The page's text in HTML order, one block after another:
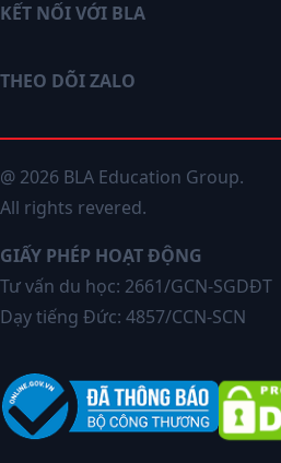
KẾT NỐI VỚI BLA
THEO DÕI ZALO
@ 2026 BLA Education Group.
All rights revered.
GIẤY PHÉP HOẠT ĐỘNG
Tư vấn du học: 2661/GCN-SGDĐT
Dạy tiếng Đức: 4857/CCN-SCN